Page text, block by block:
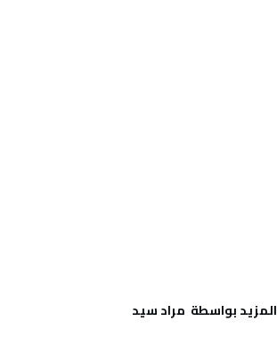
‫‫المزيد بواسطة‬ ‬ مراد سيد